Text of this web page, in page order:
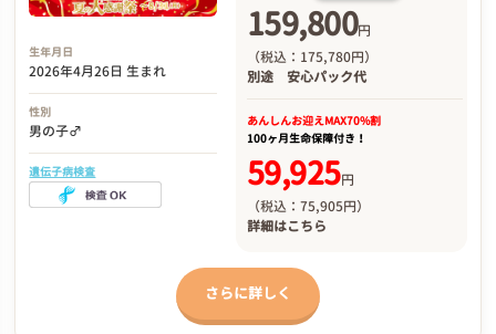
生年月日
2026年4月26日 生まれ
性別
男の子♂
遺伝子病検査
159,800円
（税込：175,780円）
別途 安心パック代
あんしんお迎えMAX70%割
100ヶ月生命保障付き！
59,925円
（税込：75,905円）
詳細はこちら
さらに詳しく